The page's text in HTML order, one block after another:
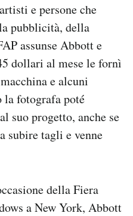
e persone che
pubblicità, della
assunse Abbott e
dollari al mese le fornì
e alcuni
la fotografa poté
suo progetto, anche se
subire tagli e venne
della Fiera
a New York, Abbott